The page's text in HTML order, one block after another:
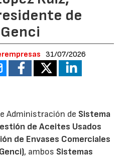
de
31/07/2026
Administración de Sistema
de Aceites Usados
de Envases Comerciales
, ambos Sistemas